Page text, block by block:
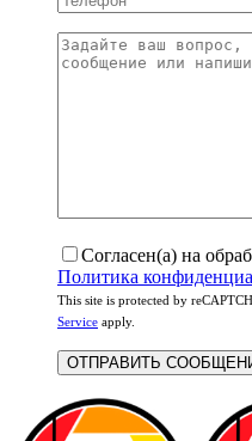
Согласен(а) на
Политика
This site is protected by
Service apply.